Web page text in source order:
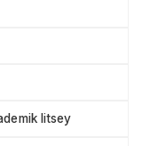
litsey